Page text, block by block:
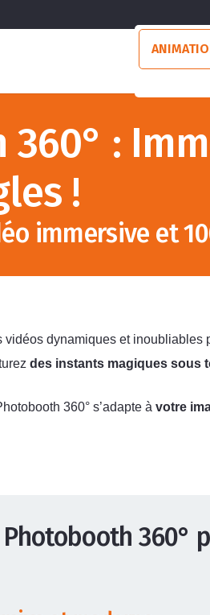
:
!
immersive et
vidéos dynamiques et inoubliables
des instants magiques sous
360° s’adapte à votre
360°